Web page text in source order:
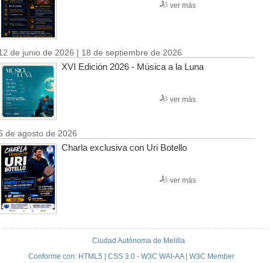
ver más
de junio de 2026 | 18 de septiembre de 2026
XVI Edición 2026 - Música a la Luna
ver más
de agosto de 2026
Charla exclusiva con Uri Botello
ver más
Ciudad Autónoma de Melilla
Conforme con: HTML5 | CSS 3.0 - W3C WAI-AA | W3C Member